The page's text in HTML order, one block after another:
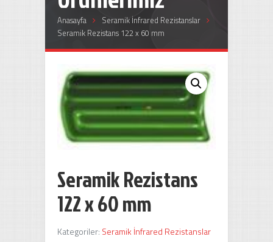
Anasayfa
Seramik İnfrared Rezistanslar
Seramik Rezistans 122 x 60 mm
Seramik Rezistans
122 x 60 mm
Kategoriler: Seramik İnfrared Rezistanslar